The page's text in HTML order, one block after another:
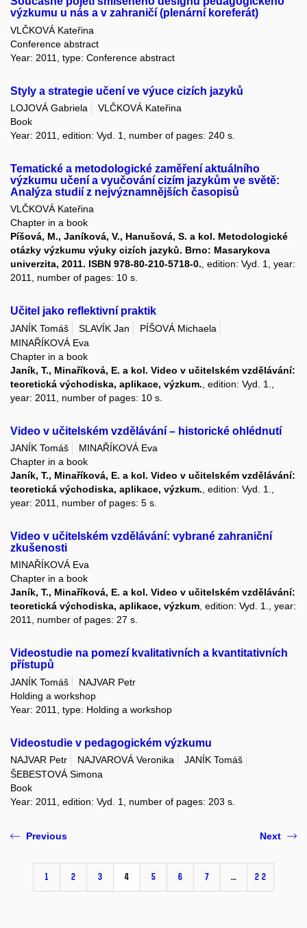
výzkumu u nás a v zahraničí (plenární koreferát)
VLČKOVÁ Kateřina
Conference abstract
Year: 2011, type: Conference abstract
Styly a strategie učení ve výuce cizích jazyků
LOJOVÁ Gabriela
VLČKOVÁ Kateřina
Book
Year: 2011, edition: Vyd. 1, number of pages: 240 s.
Tematické a metodologické zaměření aktuálního
výzkumu učení a vyučování cizím jazykům ve světě:
Analýza studií z nejvýznamnějších časopisů
VLČKOVÁ Kateřina
Chapter in a book
Píšová, M., Janíková, V., Hanušová, S. a kol. Metodologické
otázky výzkumu výuky cizích jazyků. Brno: Masarykova
univerzita, 2011. ISBN 978-80-210-5718-0., edition: Vyd. 1, year:
2011, number of pages: 10 s.
Učitel jako reflektivní praktik
JANÍK Tomáš SLAVÍK Jan
PÍŠOVÁ Michaela
MINAŘÍKOVÁ Eva
Chapter in a book
Janík, T., Minaříková, E. a kol. Video v učitelském vzdělávání:
teoretická východiska, aplikace, výzkum. , edition: Vyd. 1.,
year: 2011, number of pages: 10 s.
Video v učitelském vzdělávání – historické ohlédnutí
JANÍK Tomáš
MINAŘÍKOVÁ Eva
Chapter in a book
Janík, T., Minaříková, E. a kol. Video v učitelském vzdělávání:
teoretická východiska, aplikace, výzkum. , edition: Vyd. 1.,
year: 2011, number of pages: 5 s.
Video v učitelském vzdělávání: vybrané zahraniční
zkušenosti
MINAŘÍKOVÁ Eva
Chapter in a book
Janík, T., Minaříková, E. a kol. Video v učitelském vzdělávání:
teoretická východiska, aplikace, výzkum, edition: Vyd. 1., year:
2011, number of pages: 27 s.
Videostudie na pomezí kvalitativních a kvantitativních
přístupů
JANÍK Tomáš
NAJVAR Petr
Holding a workshop
Year: 2011, type: Holding a workshop
Videostudie v pedagogickém výzkumu
NAJVAR Petr NAJVAROVÁ Veronika
JANÍK Tomáš
ŠEBESTOVÁ Simona
Book
Year: 2011, edition: Vyd. 1, number of pages: 203 s.
Previous
1 2 3 4 5 6 7 … 22
Next